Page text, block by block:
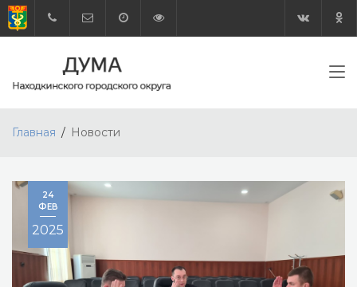
Главная Новости
24
ФЕВ
2025